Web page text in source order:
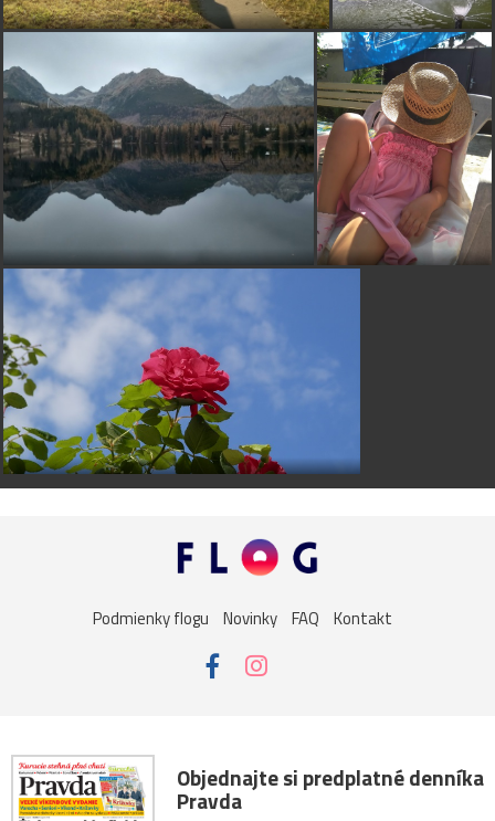
Podmienky flogu Novinky FAQ Kontakt
Objednajte si predplatné denníka
Pravda